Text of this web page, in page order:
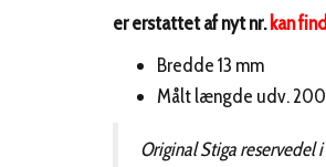
er erstattet af nyt nr. kan
Bredde 13 mm
Målt længde udv.
Original Stiga reservedel